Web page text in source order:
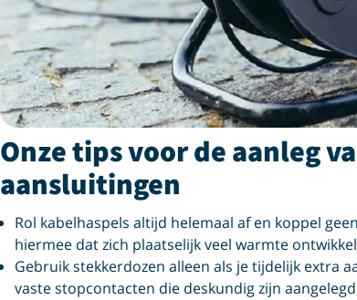
Onze tips voor de aanleg
aansluitingen
Rol kabelhaspels altijd helemaal af en koppel
hiermee dat zich plaatselijk veel warmte
Gebruik stekkerdozen alleen als je tijdelijk extra
vaste stopcontacten die deskundig zijn